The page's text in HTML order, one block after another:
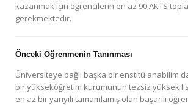
kazanmak için öğrencilerin en az 90 AKTS
gerekmektedir.
Önceki Öğrenmenin Tanınması
Üniversiteye bağlı başka bir enstitü anabilim
bir yükseköğretim kurumunun tezsiz yüksek
en az bir yarıyılı tamamlamış olan başarılı